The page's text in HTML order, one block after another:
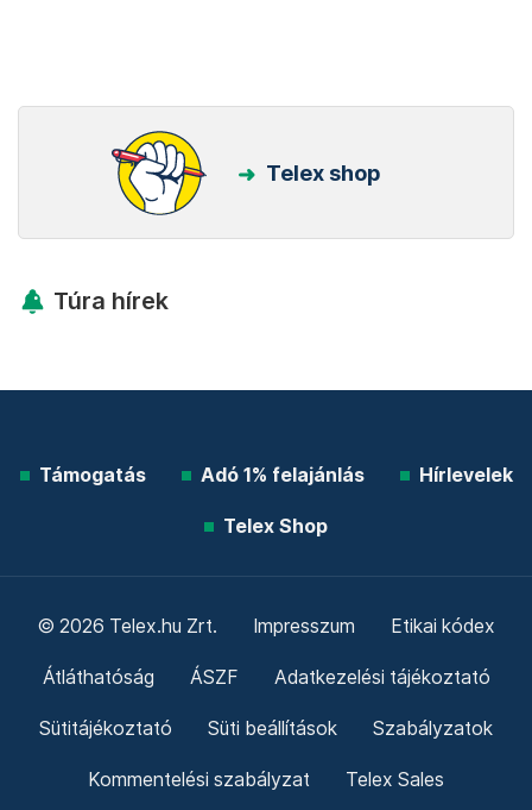
Telex shop
Túra hírek
Támogatás Adó 1% felajánlás Hírlevelek
Telex Shop
© 2026 Telex.hu Zrt. Impresszum Etikai kódex
Átláthatóság ÁSZF Adatkezelési tájékoztató
Sütitájékoztató Süti beállítások Szabályzatok
Kommentelési szabályzat Telex Sales